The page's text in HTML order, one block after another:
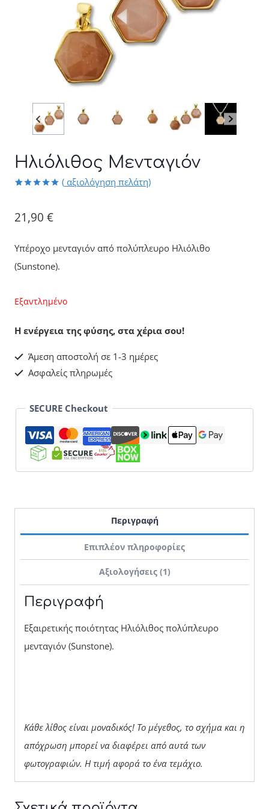
Ηλιόλιθος Μενταγιόν
από 5 με
βάση
( αξιολόγηση πελάτη)
21,90 €
Υπέροχο μενταγιόν από πολύπλευρο Ηλιόλιθο
(Sunstone).
Εξαντλημένο
Η ενέργεια της φύσης, στα χέρια σου!
Άμεση αποστολή σε 1-3 ημέρες
Ασφαλείς πληρωμές
SECURE Checkout
Περιγραφή
Επιπλέον πληροφορίες
Αξιολογήσεις (1)
Περιγραφή
Εξαιρετικής ποιότητας Ηλιόλιθος πολύπλευρο
μενταγιόν (Sunstone).
Κάθε λίθος είναι μοναδικός! Το μέγεθος, το σχήμα και η
απόχρωση μπορεί να διαφέρει από αυτά των
φωτογραφιών. Η τιμή αφορά το ένα τεμάχιο.